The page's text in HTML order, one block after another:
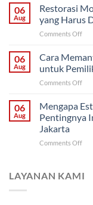
atau
dari
06
Aug
Restorasi
yang Harus
Comments Offon
dari
yang
06
Aug
Cara
untuk
Comments Offon
06
Aug
Mengapa
Pentingnya
Jakarta
Comments Offon
dari
LAYANAN KAMI